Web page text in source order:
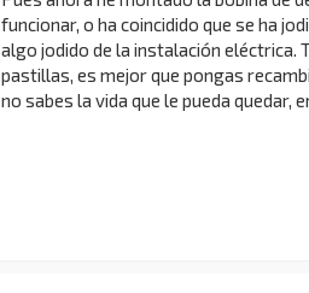
funcionar, o ha coincidido que se ha
algo jodido de la instalación eléctrica.
pastillas, es mejor que pongas
no sabes la vida que le pueda quedar,